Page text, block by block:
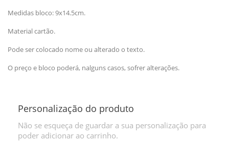
Medidas bloco: 9x14.5cm.
Material cartão.
Pode ser colocado nome ou alterado o texto.
O preço e bloco poderá, nalguns casos, sofrer alterações.
Personalização do produto
Não se esqueça de guardar a sua personalização para
poder adicionar ao carrinho.